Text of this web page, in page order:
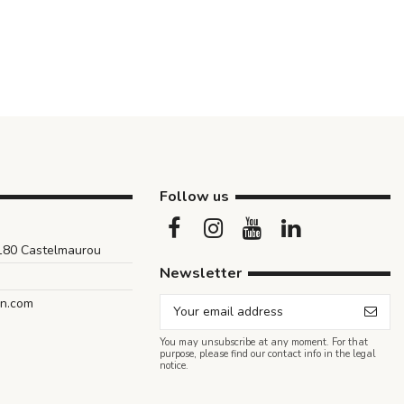
Castelmaurou
Follow us
Newsletter
You may unsubscribe at any moment. For that
purpose, please find our contact info in the legal
notice.